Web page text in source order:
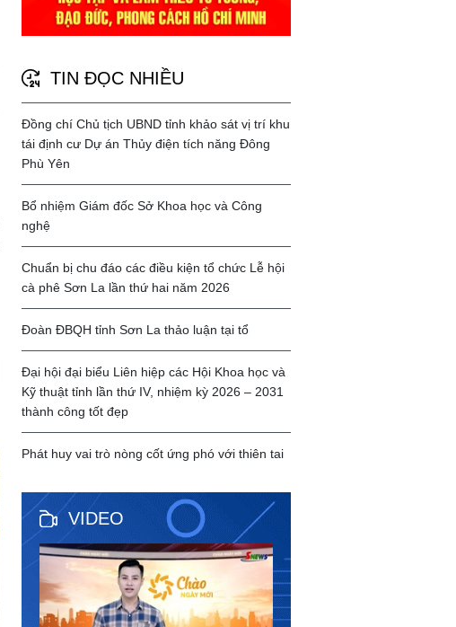
TIN ĐỌC NHIỀU
Đồng chí Chủ tịch UBND tỉnh khảo sát vị trí khu
tái định cư Dự án Thủy điện tích năng Đông
Phù Yên
Bổ nhiệm Giám đốc Sở Khoa học và Công
nghệ
Chuẩn bị chu đáo các điều kiện tổ chức Lễ hội
cà phê Sơn La lần thứ hai năm 2026
Đoàn ĐBQH tỉnh Sơn La thảo luận tại tổ
Đại hội đại biểu Liên hiệp các Hội Khoa học và
Kỹ thuật tỉnh lần thứ IV, nhiệm kỳ 2026 – 2031
thành công tốt đẹp
Phát huy vai trò nòng cốt ứng phó với thiên tai
VIDEO
Chào ngày mới 1/8/2026